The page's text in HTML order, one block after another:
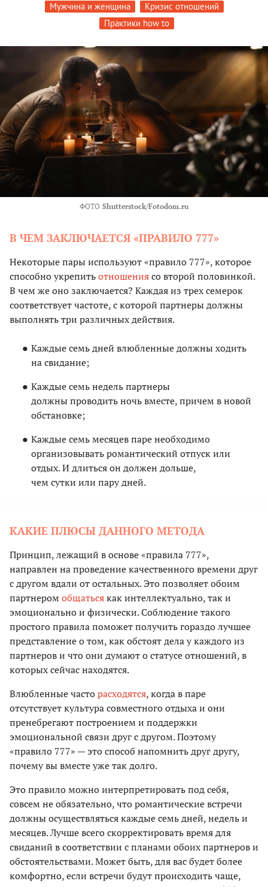
Мужчина и женщина
Кризис отношений
Практики how to
ФОТО Shutterstock/Fotodom.ru
В ЧЕМ ЗАКЛЮЧАЕТСЯ «ПРАВИЛО 777»
Некоторые пары используют «правило 777», которое
способно укрепитьотношениясо второй половинкой.
В чем же оно заключается? Каждая из трех семерок
соответствует частоте, с которой партнеры должны
выполнять три различных действия.
Каждые семь дней влюбленные должны ходить
на свидание;
Каждые семь недель партнеры
должны проводить ночь вместе, причем в новой
обстановке;
Каждые семь месяцев паре необходимо
организовывать романтический отпуск или
отдых. И длиться он должен дольше,
чем сутки или пару дней.
КАКИЕ ПЛЮСЫ ДАННОГО МЕТОДА
Принцип, лежащий в основе «правила 777»,
направлен на проведение качественного времени друг
с другом вдали от остальных. Это позволяет обоим
партнеромобщатьсякак интеллектуально, так и
эмоционально и физически. Соблюдение такого
простого правила поможет получить гораздо лучшее
представление о том, как обстоят дела у каждого из
партнеров и что они думают о статусе отношений, в
которых сейчас находятся.
Влюбленные часторасходятся, когда в паре
отсутствует культура совместного отдыха и они
пренебрегают построением и поддержки
эмоциональной связи друг с другом. Поэтому
«правило 777» — это способ напомнить друг другу,
почему вы вместе уже так долго.
Это правило можно интерпретировать под себя,
совсем не обязательно, что романтические встречи
должны осуществляться каждые семь дней, недель и
месяцев. Лучше всего скорректировать время для
свиданий в соответствии с планами обоих партнеров и
обстоятельствами. Может быть, для вас будет более
комфортно, если встречи будут происходить чаще,